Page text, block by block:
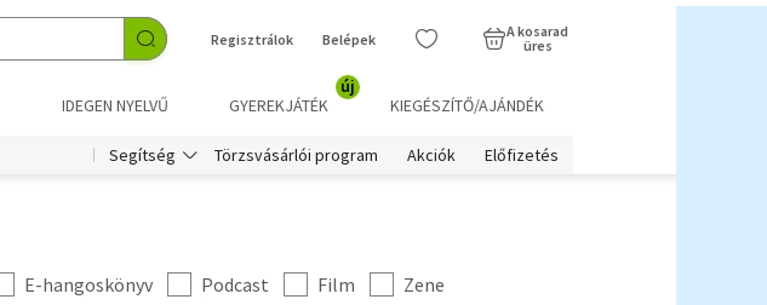
Regisztrálok Belépek
A kosarad
üres
IDEGEN NYELVŰ GYEREKJÁTÉK
új
KIEGÉSZÍTŐ/AJÁNDÉK
Segítség Törzsvásárlói program Akciók Előfizetés
E-hangoskönyv Podcast Film
Zene